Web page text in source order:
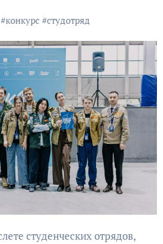
#конкурс#студотряд